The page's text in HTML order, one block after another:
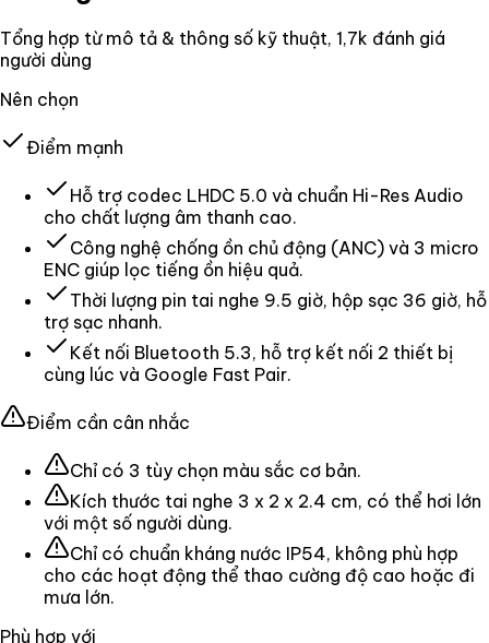
Tổng hợp từ mô tả & thông số kỹ thuật, 1,7k đánh giá
người dùng
Nên chọn
Điểm mạnh
Hỗ trợ codec LHDC 5.0 và chuẩn Hi-Res Audio
cho chất lượng âm thanh cao.
Công nghệ chống ồn chủ động (ANC) và 3 micro
ENC giúp lọc tiếng ồn hiệu quả.
Thời lượng pin tai nghe 9.5 giờ, hộp sạc 36 giờ, hỗ
trợ sạc nhanh.
Kết nối Bluetooth 5.3, hỗ trợ kết nối 2 thiết bị
cùng lúc và Google Fast Pair.
Điểm cần cân nhắc
Chỉ có 3 tùy chọn màu sắc cơ bản.
Kích thước tai nghe 3 x 2 x 2.4 cm, có thể hơi lớn
với một số người dùng.
Chỉ có chuẩn kháng nước IP54, không phù hợp
cho các hoạt động thể thao cường độ cao hoặc đi
mưa lớn.
Phù hợp với